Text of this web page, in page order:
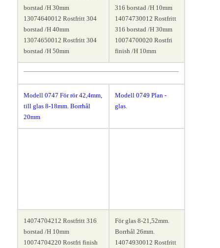
borstad /H 30mm
13074640012 Rostfritt 304
borstad /H 40mm
13074650012 Rostfritt 304
borstad /H 50mm
316 borstad /H 10mm
14074730012 Rostfritt
316 borstad /H 30mm
10074700020 Rostfri
finish /H 10mm
Modell 0747 För rör 42,4mm,
till glas 8-18mm. Borrhål
20mm
Modell 0749 Plan -
glas.
14074704212 Rostfritt 316
borstad /H 10mm
10074704220 Rostfri finish
För glas 8-21,52mm.
Borrhål 26mm.
14074930012 Rostfritt